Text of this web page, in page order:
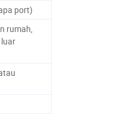
port)
rumah,